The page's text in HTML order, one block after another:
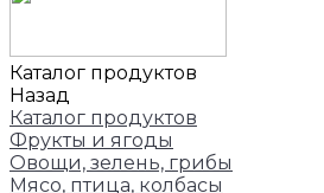
Каталог продуктов
Назад
Каталог продуктов
Фрукты и ягоды
Овощи, зелень, грибы
Мясо, птица, колбасы